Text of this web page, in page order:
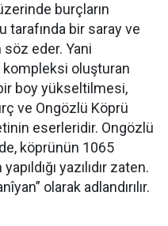
burçların
tarafında bir saray ve
söz eder. Yani
kompleksi oluşturan
boy yükseltilmesi,
ve Ongözlü Köprü
eserleridir. Ongözlü
köprünün 1065
yazılıdır zaten.
olarak adlandırılır.